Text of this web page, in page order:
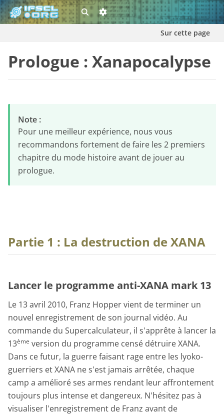
Sur cette page
Prologue : Xanapocalypse
Note :
Pour une meilleur expérience, nous vous
recommandons fortement de faire les 2 premiers
chapitre du mode histoire avant de jouer au
prologue.
Partie 1 : La destruction de XANA
Lancer le programme anti-XANA mark 13
Le 13 avril 2010, Franz Hopper vient de terminer un
nouvel enregistrement de son journal vidéo. Au
commande du Supercalculateur, il s'apprête à lancer la
13ème version du programme censé détruire XANA.
Dans ce futur, la guerre faisant rage entre les lyoko-
guerriers et XANA ne s'est jamais arrêtée, chaque
camp a amélioré ses armes rendant leur affrontement
toujours plus intense et dangereux. N'hésitez pas à
visualiser l'enregistrement de Franz avant de